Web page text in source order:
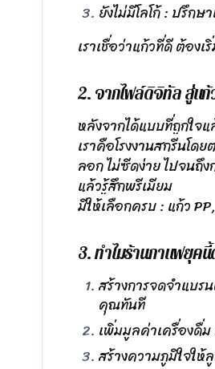
ยังไม่มีโลโก้ : ปรึกษ
เราเชื่อว่าแก้วที่ดี ต้อง
2. จากไฟล์ดิจิทัล สู่แ
หลังจากได้แบบที่ถูกใจ
เราคือโรงงานสกรีนโ
ลอก ไม่ซีดง่าย ไปจนถึ
แล้วรู้สึกพรีเมียม
มีให้เลือกครบ : แก้ว
3. ทำไมร้านกาแฟยุค
สร้างการจดจำแบร
คุณทันที
เพิ่มมูลค่าเครื่องดื่
สร้างความภูมิใจให้